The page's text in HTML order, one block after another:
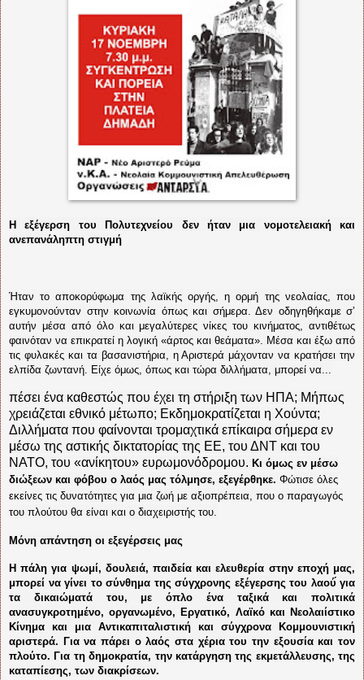
Η εξέγερση του Πολυτεχνείου δεν ήταν μια νομοτελειακή και
ανεπανάληπτη στιγμή
Ήταν το αποκορύφωμα της λαϊκής οργής, η ορμή της νεολαίας, που
εγκυμονούνταν στην κοινωνία όπως και σήμερα. Δεν οδηγηθήκαμε σ’
αυτήν μέσα από όλο και μεγαλύτερες νίκες του κινήματος, αντιθέτως
φαινόταν να επικρατεί η λογική «άρτος και θεάματα». Μέσα και έξω από
τις φυλακές και τα βασανιστήρια, η Αριστερά μάχονταν να κρατήσει την
ελπίδα ζωντανή. Είχε όμως, όπως και τώρα διλλήματα, μπορεί να...
πέσει ένα καθεστώς που έχει τη στήριξη των ΗΠΑ; Μήπως
χρειάζεται εθνικό μέτωπο; Εκδημοκρατίζεται η Χούντα;
Διλλήματα που φαίνονται τρομαχτικά επίκαιρα σήμερα εν
μέσω της αστικής δικτατορίας της ΕΕ, του ΔΝΤ και του
ΝΑΤΟ, του «ανίκητου» ευρωμονόδρομου. Κι όμως εν μέσω
διώξεων και φόβου ο λαός μας τόλμησε, εξεγέρθηκε. Φώτισε όλες
εκείνες τις δυνατότητες για μια ζωή με αξιοπρέπεια, που ο παραγωγός
του πλούτου θα είναι και ο διαχειριστής του.
Μόνη απάντηση οι εξεγέρσεις μας
Η πάλη για ψωμί, δουλειά, παιδεία και ελευθερία στην εποχή μας,
μπορεί να γίνει το σύνθημα της σύγχρονης εξέγερσης του λαού́ για
τα δικαιώματά του, με όπλο ένα ταξικά και πολιτικά
ανασυγκροτημένο, οργανωμένο, Εργατικό, Λαϊκό και Νεολαιίστικο
Κίνημα και μια Αντικαπιταλιστική και σύγχρονα Κομμουνιστική
αριστερά. Για να πάρει ο λαός στα χέρια του την εξουσία και τον
πλούτο. Για τη δημοκρατία, την κατάργηση της εκμετάλλευσης, της
καταπίεσης, των διακρίσεων.